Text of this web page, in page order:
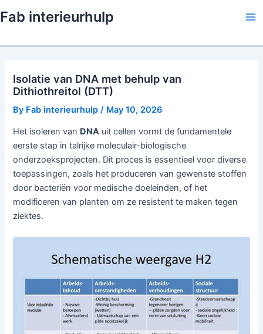
to
Fab interieurhulp
Isolatie van DNA met behulp van
Dithiothreitol (DTT)
By Fab interieurhulp / May 10, 2026
Het isoleren van DNA uit cellen vormt de fundamentele
eerste stap in talrijke moleculair-biologische
onderzoeksprojecten. Dit proces is essentieel voor diverse
toepassingen, zoals het produceren van gewenste stoffen
door bacteriën voor medische doeleinden, of het
modificeren van planten om ze resistent te maken tegen
ziektes.